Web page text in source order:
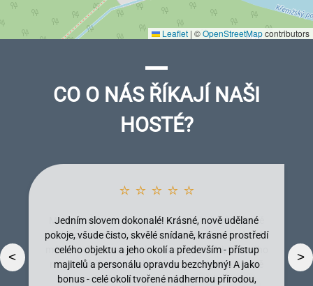
Leaflet | ©OpenStreetMapcontributors
CO O NÁS ŘÍKAJÍ NAŠI
HOSTÉ?
<
⭐ ⭐ ⭐ ⭐ ⭐
Jedním slovem dokonalé! Krásné, nově udělané
pokoje, všude čisto, skvělé snídaně, krásné prostředí
celého objektu a jeho okolí a především - přístup
majitelů a personálu opravdu bezchybný! A jako
bonus - celé okolí tvořené nádhernou přírodou,
>